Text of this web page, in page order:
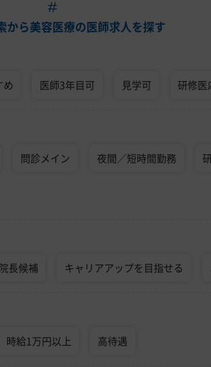
から美容医療の医師求人を探す
め 医師3年目可 見学可 研修医
問診メイン 夜間／短時間勤務
長候補 キャリアアップを目指せる
時給1万円以上 高待遇